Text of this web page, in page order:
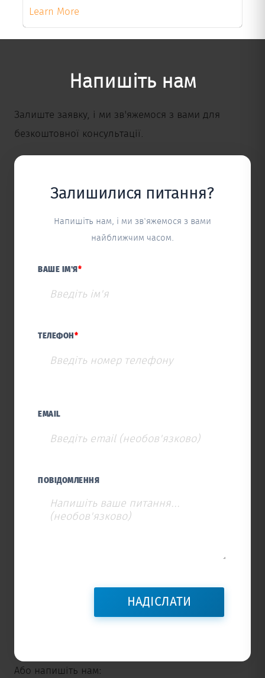
Learn More
Напишіть нам
Залиште заявку, і ми зв'яжемося з вами для
безкоштовної консультації.
Залишилися питання?
Напишіть нам, і ми зв'яжемося з вами
найближчим часом.
ВАШЕ ІМ'Я *
ТЕЛЕФОН *
EMAIL
ПОВІДОМЛЕННЯ
Або напишіть нам: